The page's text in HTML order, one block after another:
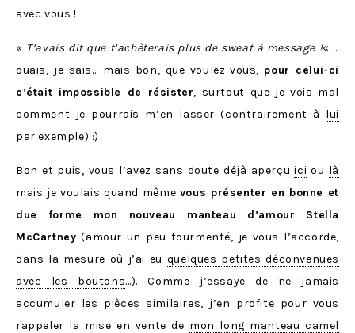
avec vous !
« T’avais dit que t’achèterais plus de sweat à message !« …
ouais, je sais… mais bon, que voulez-vous, pour celui-ci
c’était impossible de résister, surtout que je vois mal
comment je pourrais m’en lasser (contrairement à lui
par exemple) :)
Bon et puis, vous l’avez sans doute déjà aperçuici ou là
mais je voulais quand même vous présenter en bonne et
due forme mon nouveau manteau d’amour Stella
McCartney (amour un peu tourmenté, je vous l’accorde,
dans la mesure où j’ai eu quelques petites déconvenues
avec les boutons…). Comme j’essaye de ne jamais
accumuler les pièces similaires, j’en profite pour vous
rappeler la mise en vente de mon long manteau camel